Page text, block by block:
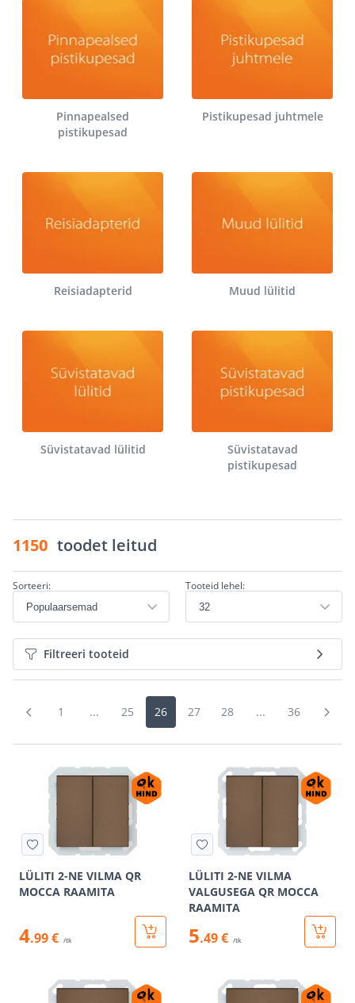
Pinnapealsed
pistikupesad
Pistikupesad juhtmele
Reisiadapterid Muud lülitid
Süvistatavad lülitid
Süvistatavad
pistikupesad
1150 toodet leitud
Sorteeri: Tooteid lehel:
Filtreeri tooteid
1 ... 25 26 27 28 ... 36
LÜLITI 2-NE VILMA QR
MOCCA RAAMITA
4.99 € /tk
LÜLITI 2-NE VILMA
VALGUSEGA QR MOCCA
RAAMITA
5.49 € /tk